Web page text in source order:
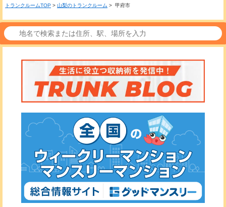
トランクルームTOP > 山梨のトランクルーム > 甲府市